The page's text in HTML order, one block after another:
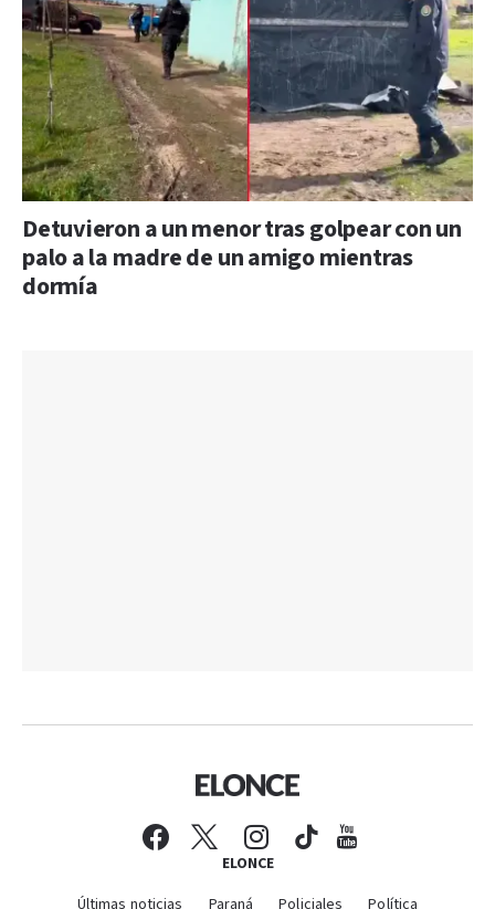
Detuvieron a un menor tras golpear con un
palo a la madre de un amigo mientras
dormía
ELONCE
Últimas noticias Paraná Policiales Política